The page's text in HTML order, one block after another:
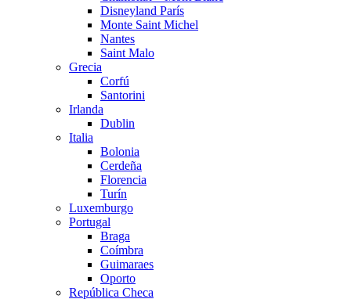
Disneyland París
Monte Saint Michel
Nantes
Saint Malo
Grecia
Corfú
Santorini
Irlanda
Dublin
Italia
Bolonia
Cerdeña
Florencia
Turín
Luxemburgo
Portugal
Braga
Coímbra
Guimaraes
Oporto
República Checa